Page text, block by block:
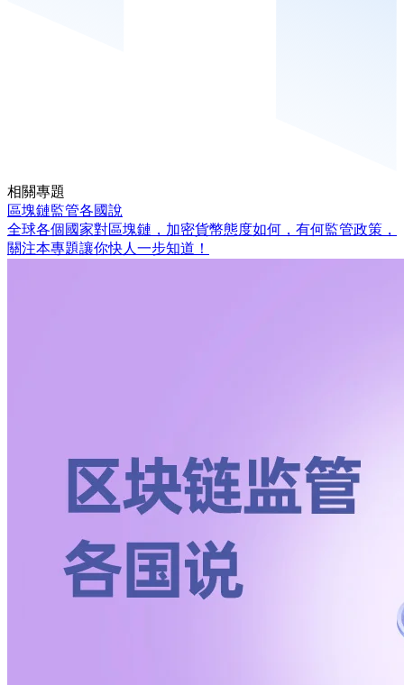
相關專題
區塊鏈監管各國說
全球各個國家對區塊鏈，加密貨幣態度如何，有何監管政策，
關注本專題讓你快人一步知道！